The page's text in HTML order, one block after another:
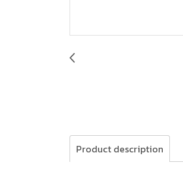
Product description